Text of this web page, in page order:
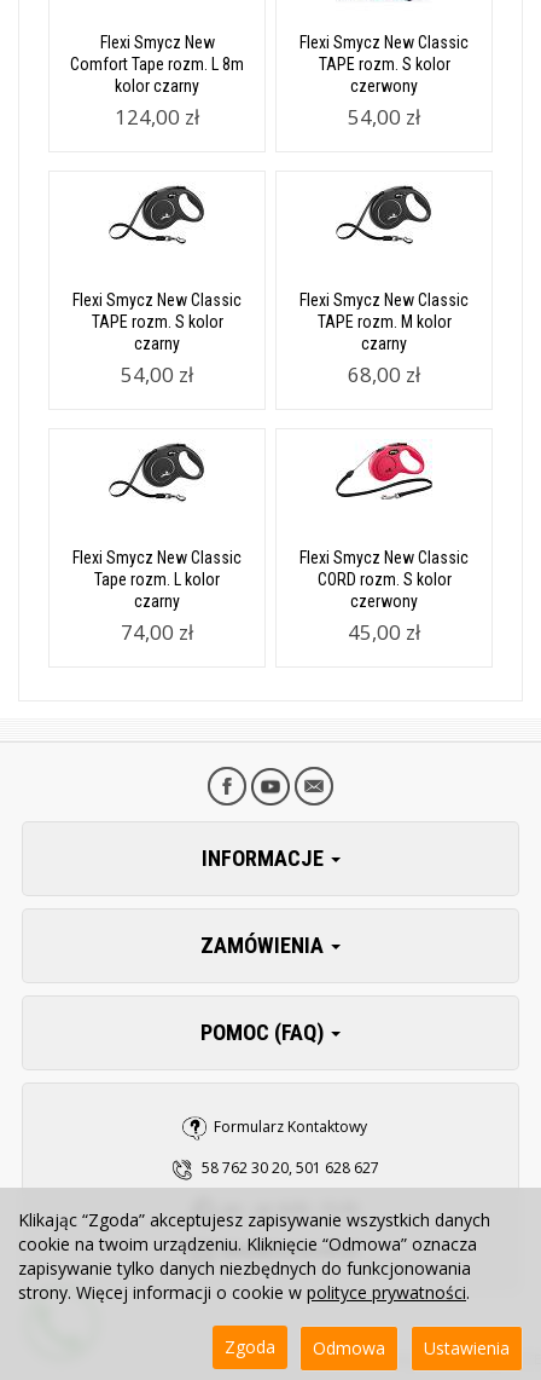
Flexi Smycz New
Comfort Tape rozm. L 8m
kolor czarny
124,00 zł
Flexi Smycz New Classic
TAPE rozm. S kolor
czerwony
54,00 zł
Flexi Smycz New Classic
TAPE rozm. S kolor
czarny
54,00 zł
Flexi Smycz New Classic
TAPE rozm. M kolor
czarny
68,00 zł
Flexi Smycz New Classic
Tape rozm. L kolor
czarny
74,00 zł
Flexi Smycz New Classic
CORD rozm. S kolor
czerwony
45,00 zł
INFORMACJE
ZAMÓWIENIA
POMOC (FAQ)
Formularz Kontaktowy
58 762 30 20, 501 628 627
sklep@zooserwis.pl
Sklep internetowy SOTE
Klikając “Zgoda” akceptujesz zapisywanie wszystkich danych
cookie na twoim urządzeniu. Kliknięcie “Odmowa” oznacza
zapisywanie tylko danych niezbędnych do funkcjonowania
strony. Więcej informacji o cookie w polityce prywatności.
Ustawienia
Odmowa
Zgoda